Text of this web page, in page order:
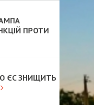
ПРОТИ
ЄС ЗНИЩИТЬ